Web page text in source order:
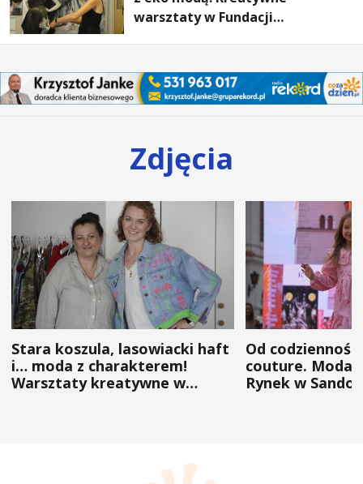
warsztaty w Fundacji
Zdjęcia
Stara koszula, lasowiacki haft
i… moda z charakterem!
Warsztaty kreatywne w
Od
couture. Moda
Rynek w